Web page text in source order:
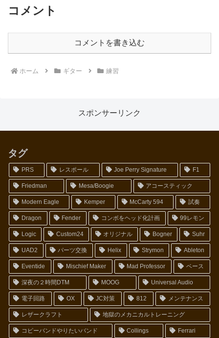
コメント
コメントを書き込む
ホーム ギター 練習
スポンサーリンク
タグ
PRS レスポール Joe Perry Signature F1
Friedman Mesa/Boogie アコースティック
Modern Eagle Kemper McCarty 594 試奏
Dragon Fender コンボをヘッド化計画 99レモン
Logic Custom24 オリジナル Bogner Suhr
UAD2 パーツ交換 Helix Strymon Ableton
Eventide Mischief Maker Mad Professor ベース
深夜の２時間DTM MOOG Universal Audio
電子回路 OX JC対策 812 メンテナンス
レザークラフト 地獄のメカニカルトレーニング
コピーバンドやりたいバンド Collings Ferrari